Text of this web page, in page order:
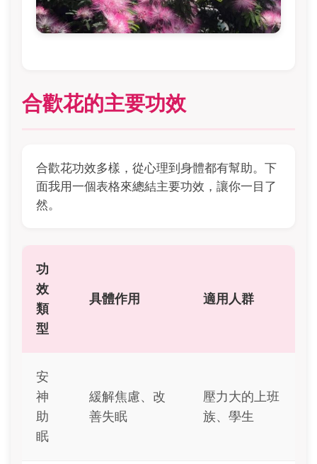
合歡花的主要功效
合歡花功效多樣，從心理到身體都有幫助。下
面我用一個表格來總結主要功效，讓你一目了
然。
功
效
類
型
具體作用 適用人群
安
神
助
眠
緩解焦慮、改
善失眠
壓力大的上班
族、學生